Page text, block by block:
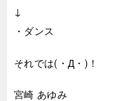
↓
・ダンス
それでは(・Д・)！
宮崎 あゆみ